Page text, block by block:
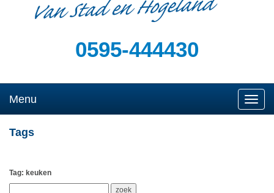
0595-444430
Menu
Tags
Tag: keuken